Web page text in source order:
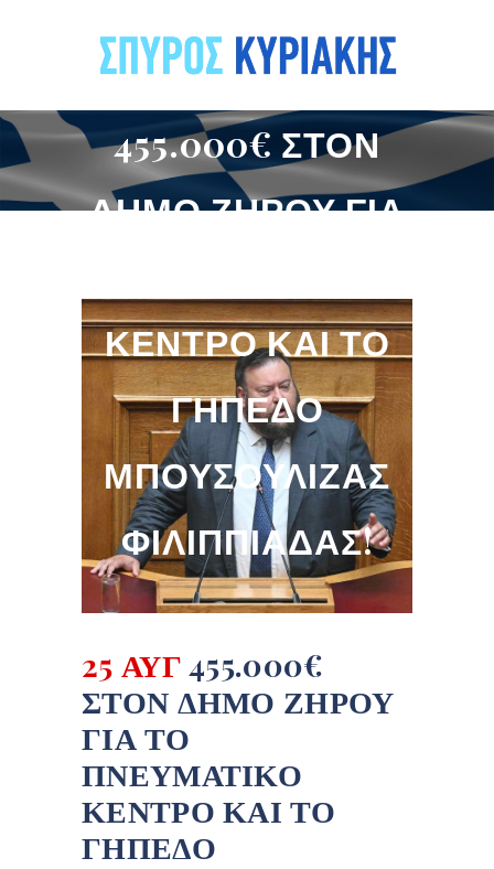
455.000€ ΣΤΟΝ
ΔΉΜΟ ΖΗΡΟΎ ΓΙΑ
ΚΈΝΤΡΟ ΚΑΙ ΤΟ
ΓΉΠΕΔΟ
ΜΠΟΥΣΟΥΛΙΖΑΣ
ΦΙΛΙΠΠΙΆΔΑΣ!
25 ΑΥΓ455.000€
ΣΤΟΝ ΔΉΜΟ ΖΗΡΟΎ
ΓΙΑ ΤΟ
ΠΝΕΥΜΑΤΙΚΌ
ΚΈΝΤΡΟ ΚΑΙ ΤΟ
ΓΉΠΕΔΟ